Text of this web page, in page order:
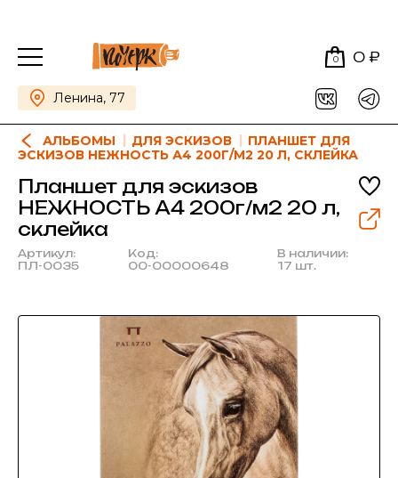
0 0 ₽
Ленина, 77
АЛЬБОМЫ ДЛЯ ЭСКИЗОВ
ПЛАНШЕТ ДЛЯ
ЭСКИЗОВ НЕЖНОСТЬ А4 200Г/М2 20 Л, СКЛЕЙКА
Планшет для эскизов
НЕЖНОСТЬ А4 200г/м2 20 л,
склейка
Артикул:
ПЛ-0035
Код:
00-00000648
В наличии:
17 шт.